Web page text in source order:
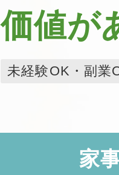
価値が
未経験OK・副業
家